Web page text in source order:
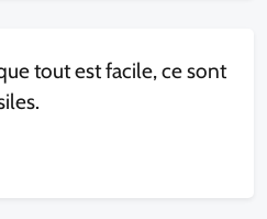
tout est facile, ce sont